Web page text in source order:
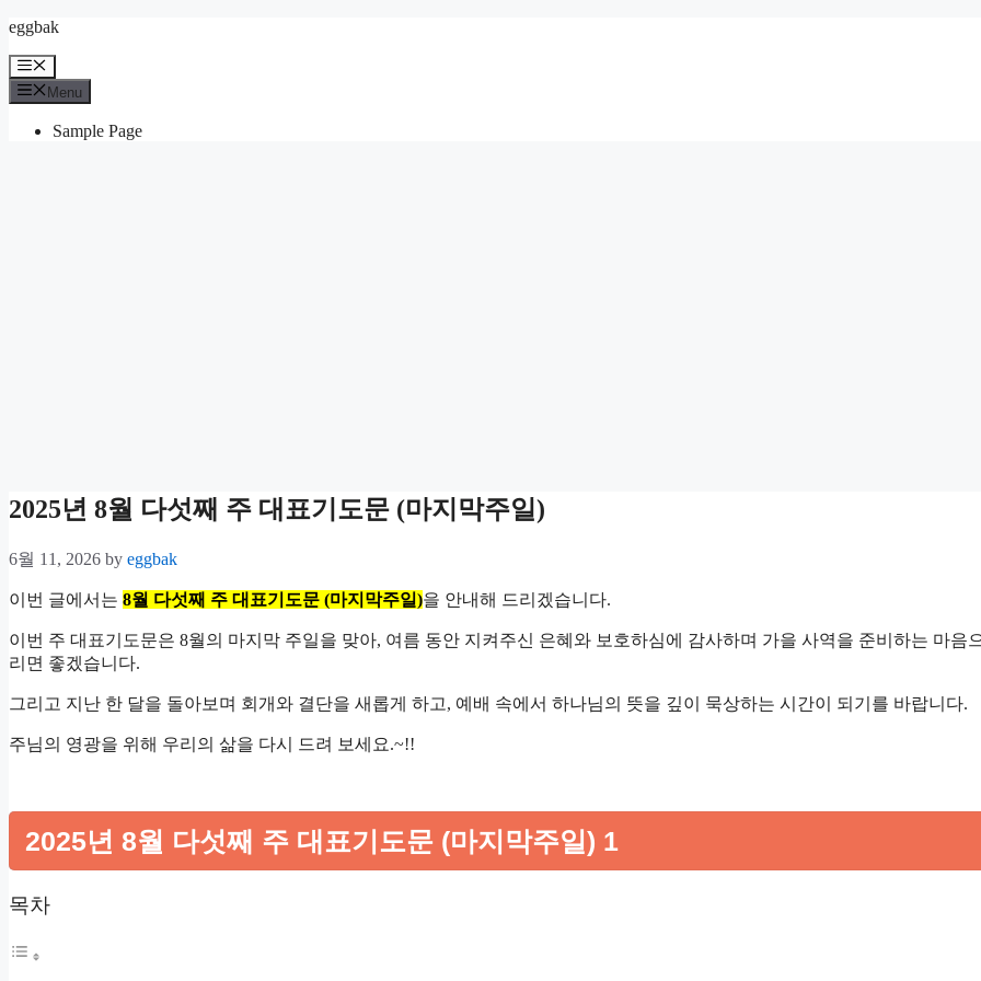
Skip
content
eggbak
Menu
Menu
Sample Page
2025년 8월 다섯째 주 대표기도문 (마지막주일)
6월 11, 2026 by eggbak
이번 글에서는 8월 다섯째 주 대표기도문 (마지막주일)을 안내해 드리겠습니다.
이번 주 대표기도문은 8월의 마지막 주일을 맞아, 여름 동안 지켜주신 은혜와 보호하심에 감사하며 가을 사역을 준비하는 마음
리면 좋겠습니다.
그리고 지난 한 달을 돌아보며 회개와 결단을 새롭게 하고, 예배 속에서 하나님의 뜻을 깊이 묵상하는 시간이 되기를 바랍니다.
주님의 영광을 위해 우리의 삶을 다시 드려 보세요.~!!
2025년 8월 다섯째 주 대표기도문 (마지막주일) 1
목차